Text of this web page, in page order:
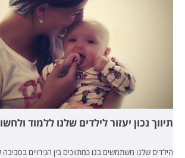
תיווך נכון יעזור לילדים שלנו ללמוד
הילדים שלנו משתמשים בנו כמתווכים בין הגירויים בסביבה